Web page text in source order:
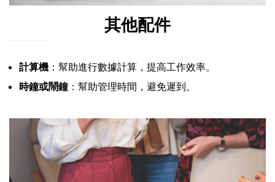
其他配件
計算機 ：幫助進行數據計算，提高工作效率。
時鐘或鬧鐘：幫助管理時間，避免遲到。